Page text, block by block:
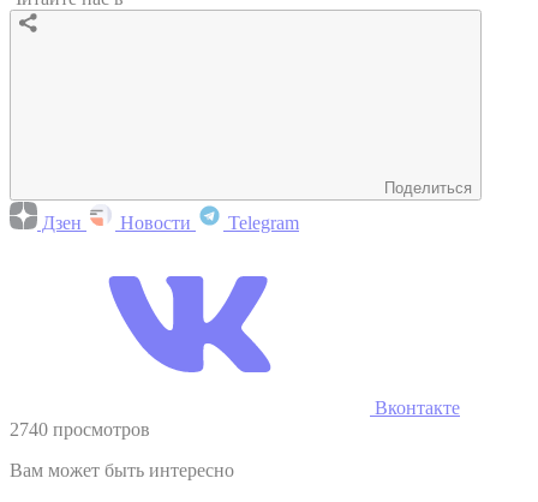
Поделиться
Дзен Новости Telegram
Вконтакте
2740 просмотров
Вам может быть интересно